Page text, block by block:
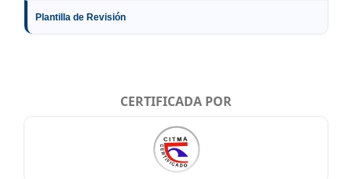
Plantilla de Revisión
CERTIFICADA POR